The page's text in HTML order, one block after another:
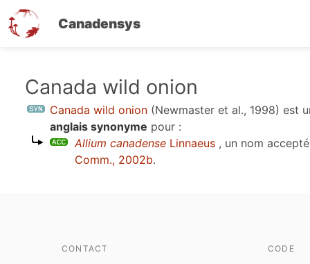
Canadensys
contenu
Canada wild onion
Canada wild onion (Newmaster et al., 1998) est
anglais synonyme pour :
Allium canadense Linnaeus , un nom
Comm., 2002b.
CONTACT CODE